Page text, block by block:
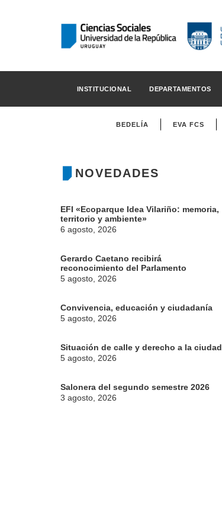
INSTITUCIONAL DEPARTAMENTOS
BEDELÍA EVA FCS
NOVEDADES
EFI «Ecoparque Idea Vilariño: memoria,
territorio y ambiente»
6 agosto, 2026
Gerardo Caetano recibirá
reconocimiento del Parlamento
5 agosto, 2026
Convivencia, educación y ciudadanía
5 agosto, 2026
Situación de calle y derecho a la ciudad
5 agosto, 2026
Salonera del segundo semestre 2026
3 agosto, 2026